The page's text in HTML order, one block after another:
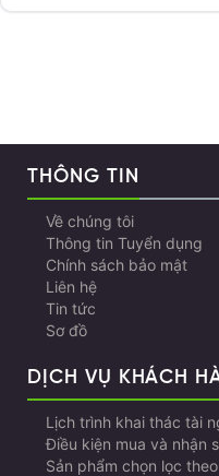
THÔNG TIN
Về chúng tôi
Thông tin Tuyển dụng
Chính sách bảo mật
Liên hệ
Tin tức
Sơ đồ
DỊCH VỤ KHÁCH
Lịch trình khai thác tài
Điều kiện mua và nhận
Sản phẩm chọn lọc